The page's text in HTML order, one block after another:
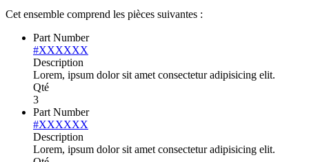
Cet ensemble comprend les pièces suivantes :
Part Number
#XXXXXX
Description
Lorem, ipsum dolor sit amet consectetur adipisicing elit.
Qté
3
Part Number
#XXXXXX
Description
Lorem, ipsum dolor sit amet consectetur adipisicing elit.